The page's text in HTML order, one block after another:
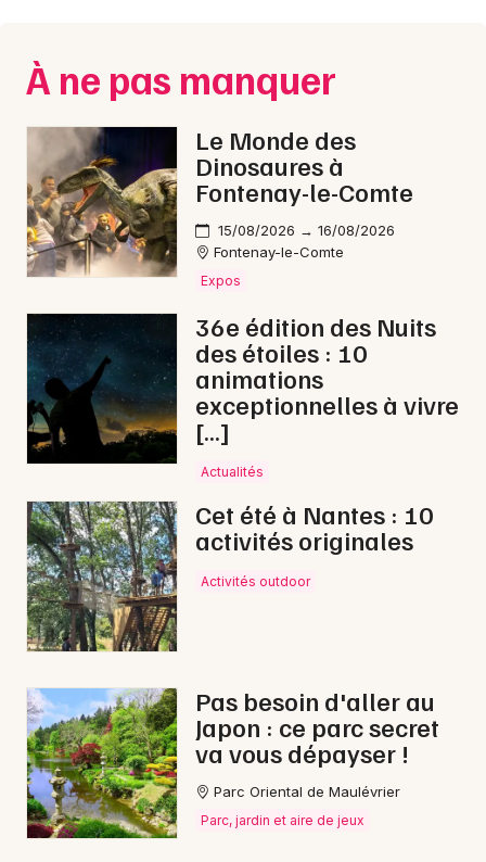
Magazine à Chemillé-en-Anjou
49 - Maine-et-Loire
Choisir mes départements
Mon email
Je m'abonne
À ne pas manquer
Le Monde des
Dinosaures à
Fontenay-le-Comte
15/08/2026 → 16/08/2026
Fontenay-le-Comte
Expos
36e édition des Nuits
des étoiles : 10
animations
exceptionnelles à vivre
[…]
Actualités
Cet été à Nantes : 10
activités originales
Activités outdoor
Pas besoin d'aller au
Japon : ce parc secret
va vous dépayser !
Parc Oriental de Maulévrier
Parc, jardin et aire de jeux